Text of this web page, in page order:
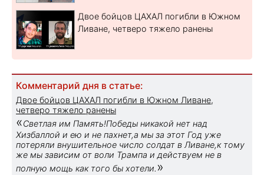
Двое бойцов ЦАХАЛ погибли в Южном
Ливане, четверо тяжело ранены
Комментарий дня в статье:
Двое бойцов ЦАХАЛ погибли в Южном Ливане,
четверо тяжело ранены
«Светлая им Память!Победы никакой нет над
Хизбаллой и ею и не пахнет,а мы за этот Год уже
потеряли внушительное число солдат в Ливане,к тому
же мы зависим от воли Трампа и действуем не в
полную мощь как того бы хотели. »